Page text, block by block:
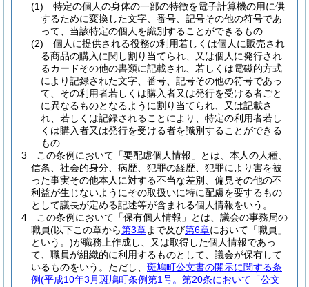
(1)
特定の個人の身体の一部の特徴を電子計算機の用に供
するために変換した文字、番号、記号その他の符号であ
って、当該特定の個人を識別することができるもの
(2)
個人に提供される役務の利用若しくは個人に販売され
る商品の購入に関し割り当てられ、又は個人に発行され
るカードその他の書類に記載され、若しくは電磁的方式
により記録された文字、番号、記号その他の符号であっ
て、その利用者若しくは購入者又は発行を受ける者ごと
に異なるものとなるように割り当てられ、又は記載さ
れ、若しくは記録されることにより、特定の利用者若し
くは購入者又は発行を受ける者を識別することができる
もの
3
この条例において「要配慮個人情報」とは、本人の人種、
信条、社会的身分、病歴、犯罪の経歴、犯罪により害を被
った事実その他本人に対する不当な差別、偏見その他の不
利益が生じないようにその取扱いに特に配慮を要するもの
として議長が定める記述等が含まれる個人情報をいう。
4
この条例において「保有個人情報」とは、議会の事務局の
職員(以下この章から第3章まで及び第6章において「職員」
という。)が職務上作成し、又は取得した個人情報であっ
て、職員が組織的に利用するものとして、議会が保有して
いるものをいう。 ただし、 斑鳩町公文書の開示に関する条
例(平成10年3月斑鳩町条例第1号。第20条において「公文